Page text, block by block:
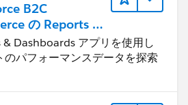
B2C
の Reports &
& Dashboards アプリを使用し
のパフォーマンスデータを探索